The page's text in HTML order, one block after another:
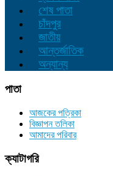
শেষ পাতা
চাঁদপুর
জাতীয়
আন্তর্জাতিক
অন্যান্য
পাতা
আজকের পত্রিকা
বিজ্ঞাপন তলিকা
আমাদের পরিবার
ক্যাটাগরি